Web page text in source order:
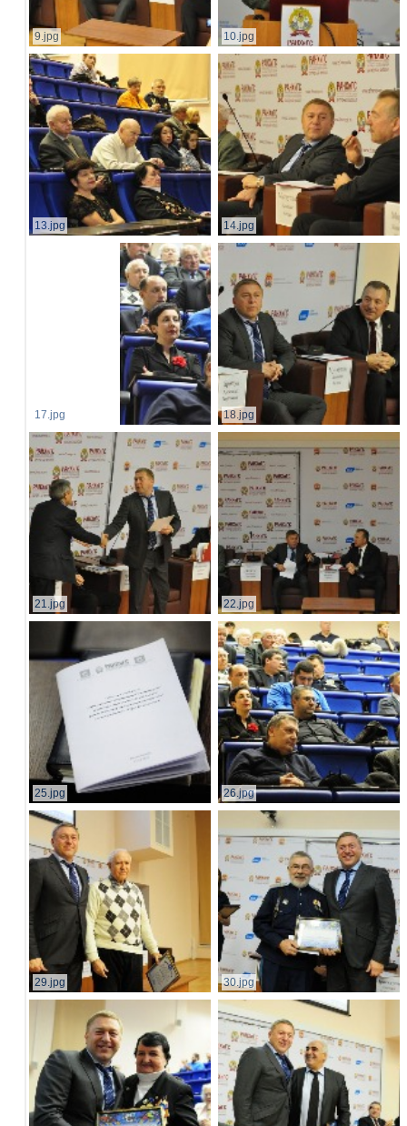
9.jpg 10.jpg
13.jpg 14.jpg
17.jpg 18.jpg
21.jpg 22.jpg
25.jpg 26.jpg
29.jpg 30.jpg